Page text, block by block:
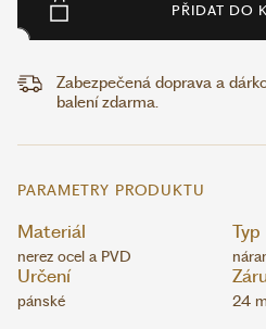
PŘIDAT DO
Zabezpečená doprava a
balení zdarma.
PARAMETRY PRODUKTU
Materiál
nerez ocel a PVD
Typ
Určení
pánské 24